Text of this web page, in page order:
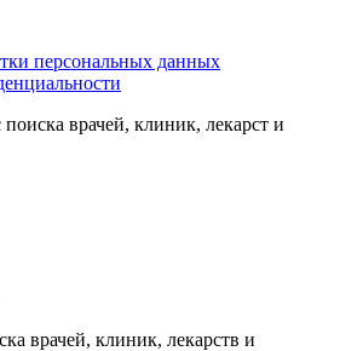
персональных данных
врачей, клиник, лекарст и
врачей, клиник, лекарств и